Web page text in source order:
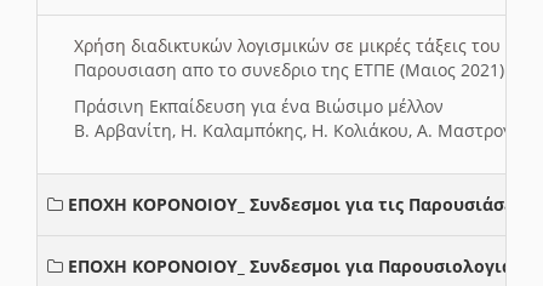
Χρήση διαδικτυκών λογισμικών σε μικρές τάξεις του
Παρουσιαση απο το συνεδριο της ΕΤΠΕ (Μαιος 2021)
Πράσινη Εκπαίδευση για ένα Βιώσιμο μέλλον
Β. Αρβανίτη, Η. Καλαμπόκης, Η. Κολιάκου, Α.
ΕΠΟΧΗ ΚΟΡΟΝΟΙΟΥ_ Συνδεσμοι για τις Παρουσιάσεις
ΕΠΟΧΗ ΚΟΡΟΝΟΙΟΥ_ Συνδεσμοι για Παρουσιολογια